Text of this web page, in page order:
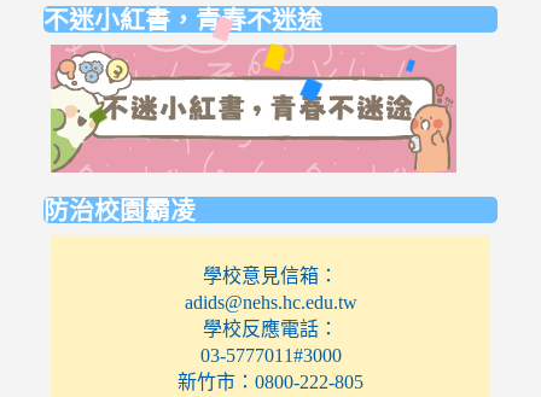
不迷小紅書，青春不迷途
防治校園霸凌
學校意見信箱：
adids@nehs.hc.edu.tw
學校反應電話：
03-5777011#3000
新竹市：0800-222-805